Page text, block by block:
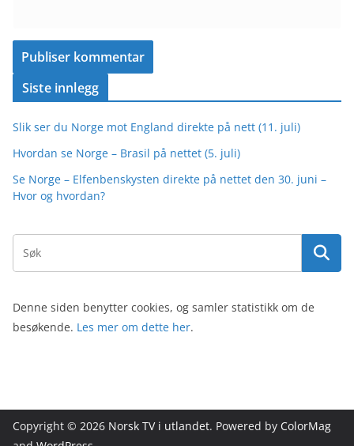
Siste innlegg
Slik ser du Norge mot England direkte på nett (11. juli)
Hvordan se Norge – Brasil på nettet (5. juli)
Se Norge – Elfenbenskysten direkte på nettet den 30. juni –
Hvor og hvordan?
Denne siden benytter cookies, og samler statistikk om de
besøkende. Les mer om dette her.
Copyright © 2026 Norsk TV i utlandet. Powered by ColorMag